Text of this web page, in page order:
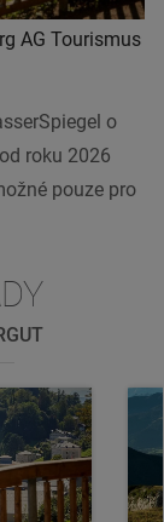
AG Tourismus
o
roku 2026
pouze pro